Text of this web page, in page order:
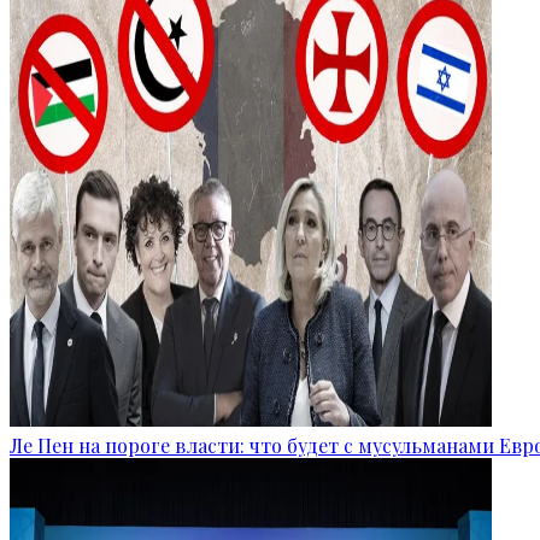
Ле Пен на пороге власти: что будет с мусульманами